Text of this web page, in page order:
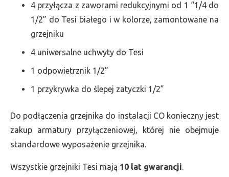
4 przyłącza z zaworami redukcyjnymi od 1 “1/4 do
1/2” do Tesi białego i w kolorze, zamontowane na
grzejniku
4 uniwersalne uchwyty do Tesi
1 odpowietrznik 1/2”
1 przykrywka do ślepej zatyczki 1/2”
Do podłączenia grzejnika do instalacji CO konieczny jest
zakup armatury przyłączeniowej, której nie obejmuje
standardowe wyposażenie grzejnika.
Wszystkie grzejniki Tesi mają 10 lat gwarancji.